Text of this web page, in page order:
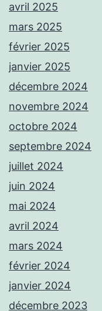
avril 2025
mars 2025
février 2025
janvier 2025
décembre 2024
novembre 2024
octobre 2024
septembre 2024
juillet 2024
juin 2024
mai 2024
avril 2024
mars 2024
février 2024
janvier 2024
décembre 2023